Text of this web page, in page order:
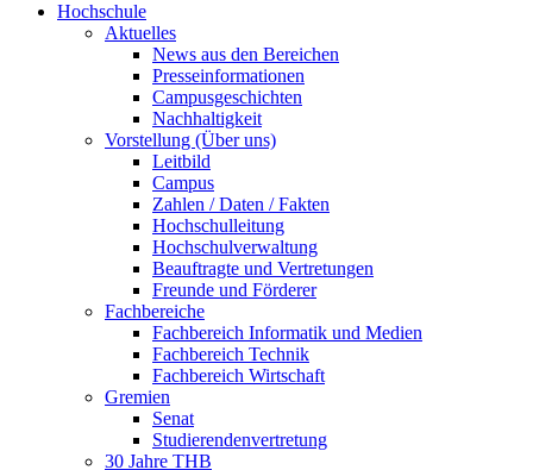
Hochschule
Aktuelles
News aus den Bereichen
Presseinformationen
Campusgeschichten
Nachhaltigkeit
Vorstellung (Über uns)
Leitbild
Campus
Zahlen / Daten / Fakten
Hochschulleitung
Hochschulverwaltung
Beauftragte und Vertretungen
Freunde und Förderer
Fachbereiche
Fachbereich Informatik und Medien
Fachbereich Technik
Fachbereich Wirtschaft
Gremien
Senat
Studierendenvertretung
30 Jahre THB